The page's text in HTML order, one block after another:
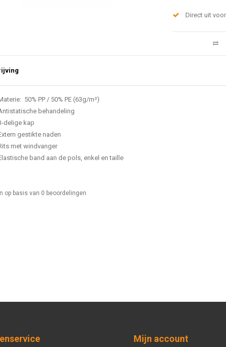
Direct uit
50% PP / 50% PE (63g/m²)
behandeling
delige kap
gestikte naden
met windvanger
band aan de pols, enkel en taille
op basis van 0 beoordelingen
Mijn account